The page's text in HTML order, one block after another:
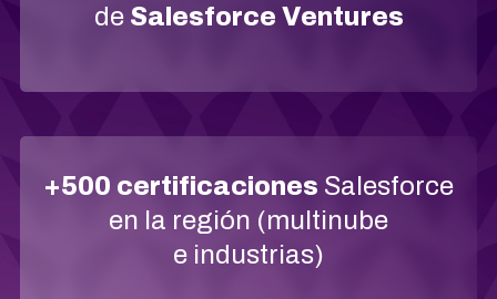
de Salesforce Ventures
+500 certificaciones Salesforce
en la región (multinube
e industrias)